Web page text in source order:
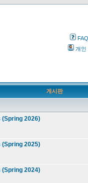
FAQ
개인
게시판
2026)
2025)
2024)